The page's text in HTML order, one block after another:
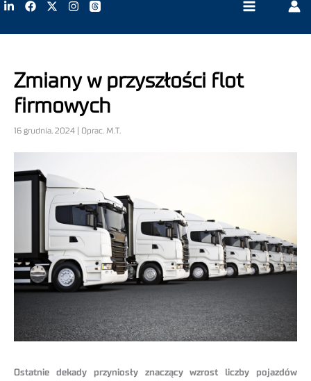
Zmiany w przyszłości flot
firmowych
16 grudnia, 2024 | Oprac. M.T.
Ostatnie dekady przyniosły znaczący wzrost liczby pojazdów